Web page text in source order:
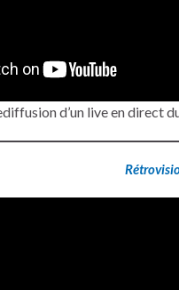
d’un live en direct